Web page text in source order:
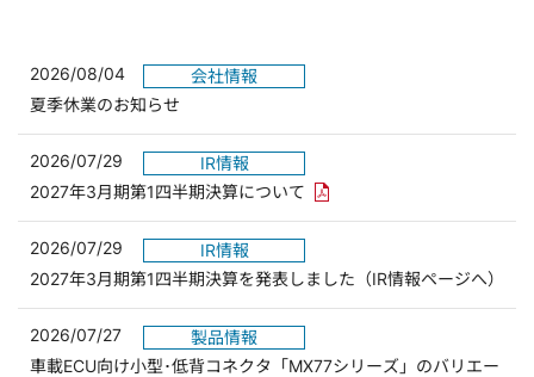
2026/08/04
会社情報
夏季休業のお知らせ
2026/07/29
IR情報
2027年3月期第1四半期決算について PDFリンクを新しいウィンド
2026/07/29
IR情報
2027年3月期第1四半期決算を発表しました（IR情報ページへ）
2026/07/27
製品情報
車載ECU向け小型･低背コネクタ「MX77シリーズ」のバリエー